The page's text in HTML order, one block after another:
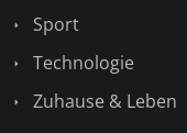
Sport
Technologie
Zuhause & Leben